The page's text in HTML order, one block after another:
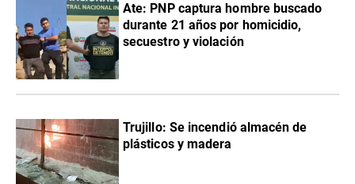
Ate: PNP captura hombre buscado
durante 21 años por homicidio,
secuestro y violación
Trujillo: Se incendió almacén de
plásticos y madera